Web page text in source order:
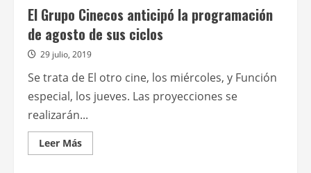
El Grupo Cinecos anticipó la programación
de agosto de sus ciclos
29 julio, 2019
Se trata de El otro cine, los miércoles, y Función
especial, los jueves. Las proyecciones se
realizarán...
Leer MásLeer
más